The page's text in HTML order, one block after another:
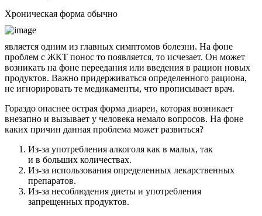
Хроническая форма обычно
является одним из главных симптомов болезни. На фоне
проблем с ЖКТ понос то появляется, то исчезает. Он может
возникать на фоне переедания или введения в рацион новых
продуктов. Важно придерживаться определенного рациона,
не игнорировать те медикаменты, что прописывает врач.
Гораздо опаснее острая форма диареи, которая возникает
внезапно и вызывает у человека немало вопросов. На фоне
каких причин данная проблема может развиться?
Из-за употребления алкоголя как в малых, так
и в больших количествах.
Из-за использования определенных лекарственных
препаратов.
Из-за несоблюдения диеты и употребления
запрещенных продуктов.